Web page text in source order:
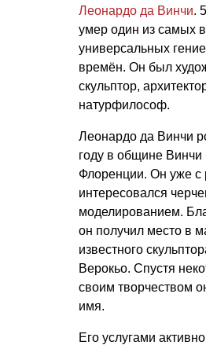
Леонардо да Винчи.
умер один из самых
универсальных
времён. Он был
скульптор,
натурфилософ.
Леонардо да Винчи
году в общине Винчи
Флоренции. Он уже с
интересовался
моделированием.
он получил место в
известного
Верокьо. Спустя
своим творчеством
имя.
Его услугами